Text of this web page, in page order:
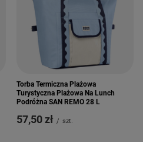
Torba Termiczna Plażowa
Turystyczna Plażowa Na Lunch
Podróżna SAN REMO 28 L
57,50 zł / szt.